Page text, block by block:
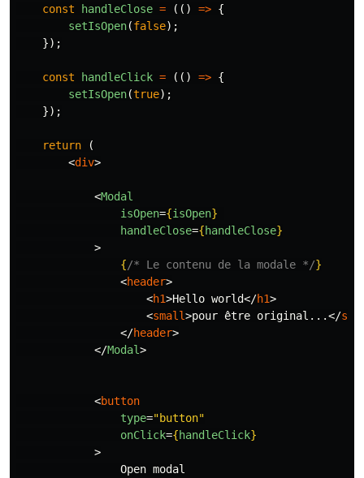
const
handleClose = (() => {
setIsOpen(false);
});
const handleClick = (() => {
setIsOpen(true);
});
return
(
<div>
<Modal
isOpen={isOpen}
handleClose={handleClose}
>
{/* Le contenu de la modale */}
<header>
<h1>Hello world</h1>
<small>pour être original...</
</header>
</Modal>
<button
type="button"
onClick={handleClick}
>
                Open modal